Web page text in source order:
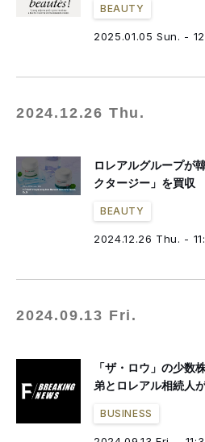
BEAUTY
2025.01.05 Sun. -
2024.12.26 Thu.
ロレアルグループが
クタージー」を買収
BEAUTY
2024.12.26 Thu. -
2024.09.13 Fri.
「ザ・ロウ」の少数
弟とロレアル相続人
BUSINESS